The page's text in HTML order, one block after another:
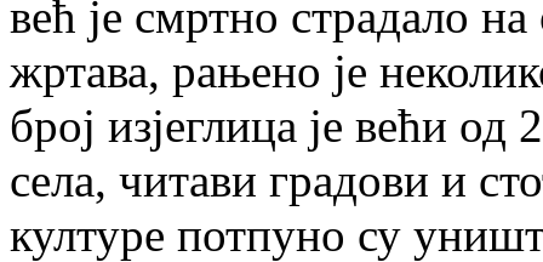
већ је смртно страдало
жртава, рањено је
број изјеглица је већи
села, читави градови и
културе потпуно су